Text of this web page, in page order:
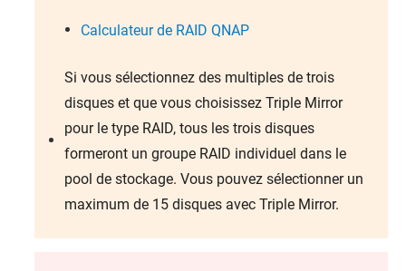
Calculateur de RAID QNAP
Si vous sélectionnez des multiples de trois
disques et que vous choisissez Triple Mirror
pour le type RAID, tous les trois disques
formeront un groupe RAID individuel dans le
pool de stockage. Vous pouvez sélectionner un
maximum de 15 disques avec Triple Mirror.